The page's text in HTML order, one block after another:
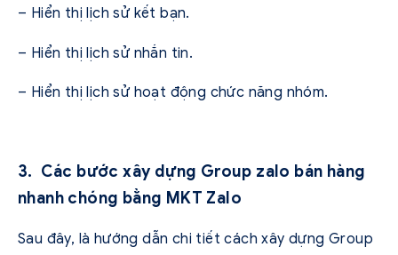
– Hiển thị lịch sử kết bạn.
– Hiển thị lịch sử nhắn tin.
– Hiển thị lịch sử hoạt động chức năng nhóm.
3. Các bước xây dựng Group zalo bán hàng
nhanh chóng bằng MKT Zalo
Sau đây, là hướng dẫn chi tiết cách xây dựng Group